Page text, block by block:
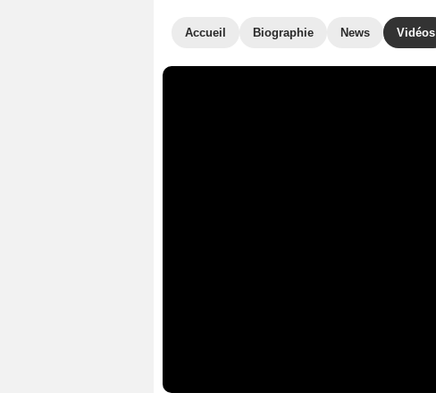
Accueil Biographie News Vidéos